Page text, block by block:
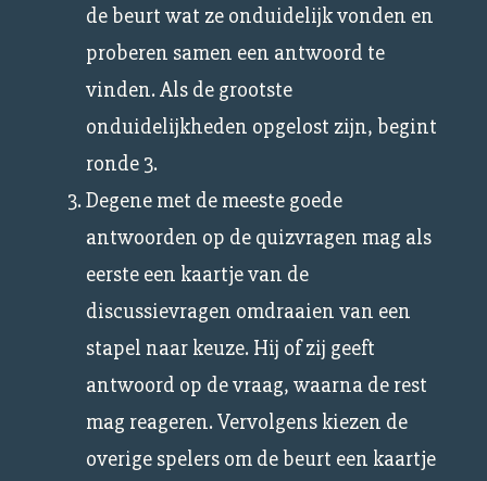
de beurt wat ze onduidelijk vonden en
proberen samen een antwoord te
vinden. Als de grootste
onduidelijkheden opgelost zijn, begint
ronde 3.
Degene met de meeste goede
antwoorden op de quizvragen mag als
eerste een kaartje van de
discussievragen omdraaien van een
stapel naar keuze. Hij of zij geeft
antwoord op de vraag, waarna de rest
mag reageren. Vervolgens kiezen de
overige spelers om de beurt een kaartje